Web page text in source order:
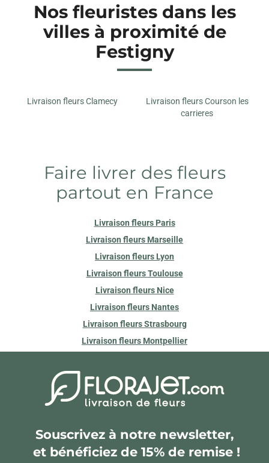
Nos fleuristes dans les
villes à proximité de
Festigny
Livraison fleurs Clamecy
Livraison fleurs Courson les
carrieres
Faire livrer des fleurs
partout en France
Livraison fleurs Paris
Livraison fleurs Marseille
Livraison fleurs Lyon
Livraison fleurs Toulouse
Livraison fleurs Nice
Livraison fleurs Nantes
Livraison fleurs Strasbourg
Livraison fleurs Montpellier
Souscrivez à notre newsletter,
et bénéficiez de 15% de remise !